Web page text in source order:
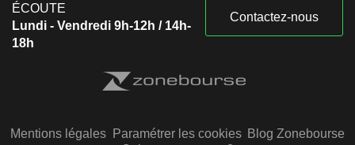
ÉCOUTE
Lundi - Vendredi 9h-12h / 14h-
18h
Contactez-nous
Mentions légales Paramétrer les cookies Blog Zonebourse